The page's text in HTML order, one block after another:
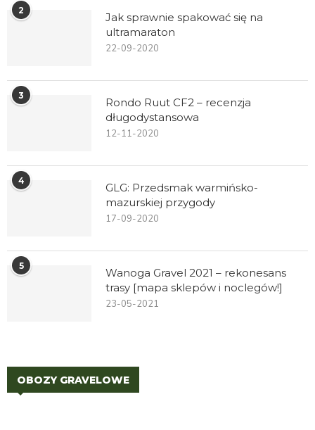
2
Jak sprawnie spakować się na
ultramaraton
22-09-2020
3
Rondo Ruut CF2 – recenzja
długodystansowa
12-11-2020
4
GLG: Przedsmak warmińsko-
mazurskiej przygody
17-09-2020
5
Wanoga Gravel 2021 – rekonesans
trasy [mapa sklepów i noclegów!]
23-05-2021
OBOZY GRAVELOWE